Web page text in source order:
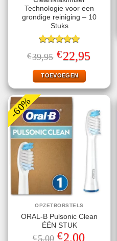
Technologie voor een
grondige reiniging – 10
Stuks
Gewaardeerd
5.00uit 5
€39,95 Oorspronkelijke
prijs
was:
€39,95.
€22,95prijs
TOEVOEGEN
-60%
OPZETBORSTELS
ORAL-B Pulsonic Clean
ÉÉN STUK
€5,00 Oorspronkelijke
€2,00